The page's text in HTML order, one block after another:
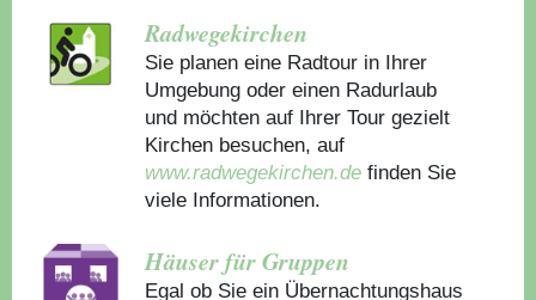
Radwegekirchen
Sie planen eine Radtour in Ihrer
Umgebung oder einen Radurlaub
und möchten auf Ihrer Tour gezielt
Kirchen besuchen, auf
www.radwegekirchen.de finden Sie
viele Informationen.
Häuser für Gruppen
Egal ob Sie ein Übernachtungshaus